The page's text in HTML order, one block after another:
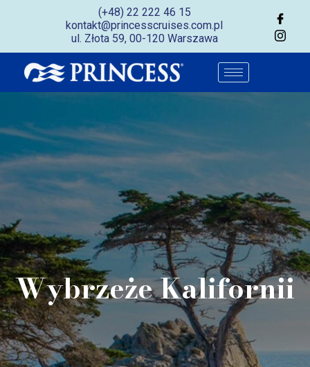
(+48) 22 222 46 15
kontakt@princesscruises.com.pl
ul. Złota 59, 00-120 Warszawa
Wybrzeże Kalifornii